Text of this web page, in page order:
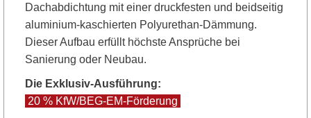
Dachabdichtung mit einer druckfesten und beidseitig
aluminium-kaschierten Polyurethan-Dämmung.
Dieser Aufbau erfüllt höchste Ansprüche bei
Sanierung oder Neubau.
Die Exklusiv-Ausführung:
20 % KfW/BEG-EM-Förderung